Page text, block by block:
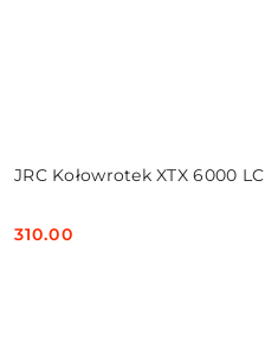
JRC Kołowrotek XTX 6000 LC
Cena:
310.00